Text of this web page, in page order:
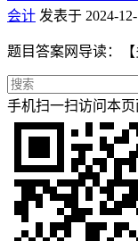
会计 发表于 2024-
题目答案网导读：
手机扫一扫访问本页